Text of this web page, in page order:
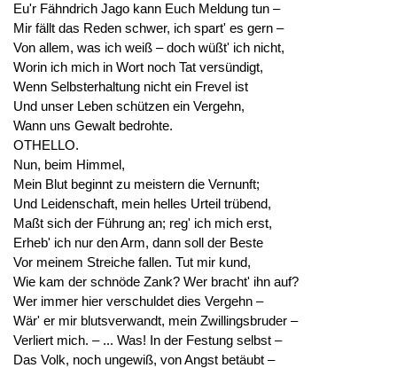
Eu'r Fähndrich Jago kann Euch Meldung tun –
Mir fällt das Reden schwer, ich spart' es gern –
Von allem, was ich weiß – doch wüßt' ich nicht,
Worin ich mich in Wort noch Tat versündigt,
Wenn Selbsterhaltung nicht ein Frevel ist
Und unser Leben schützen ein Vergehn,
Wann uns Gewalt bedrohte.
OTHELLO.
Nun, beim Himmel,
Mein Blut beginnt zu meistern die Vernunft;
Und Leidenschaft, mein helles Urteil trübend,
Maßt sich der Führung an; reg' ich mich erst,
Erheb' ich nur den Arm, dann soll der Beste
Vor meinem Streiche fallen. Tut mir kund,
Wie kam der schnöde Zank? Wer bracht' ihn auf?
Wer immer hier verschuldet dies Vergehn –
Wär' er mir blutsverwandt, mein Zwillingsbruder –
Verliert mich. – ... Was! In der Festung selbst –
Das Volk, noch ungewiß, von Angst betäubt –